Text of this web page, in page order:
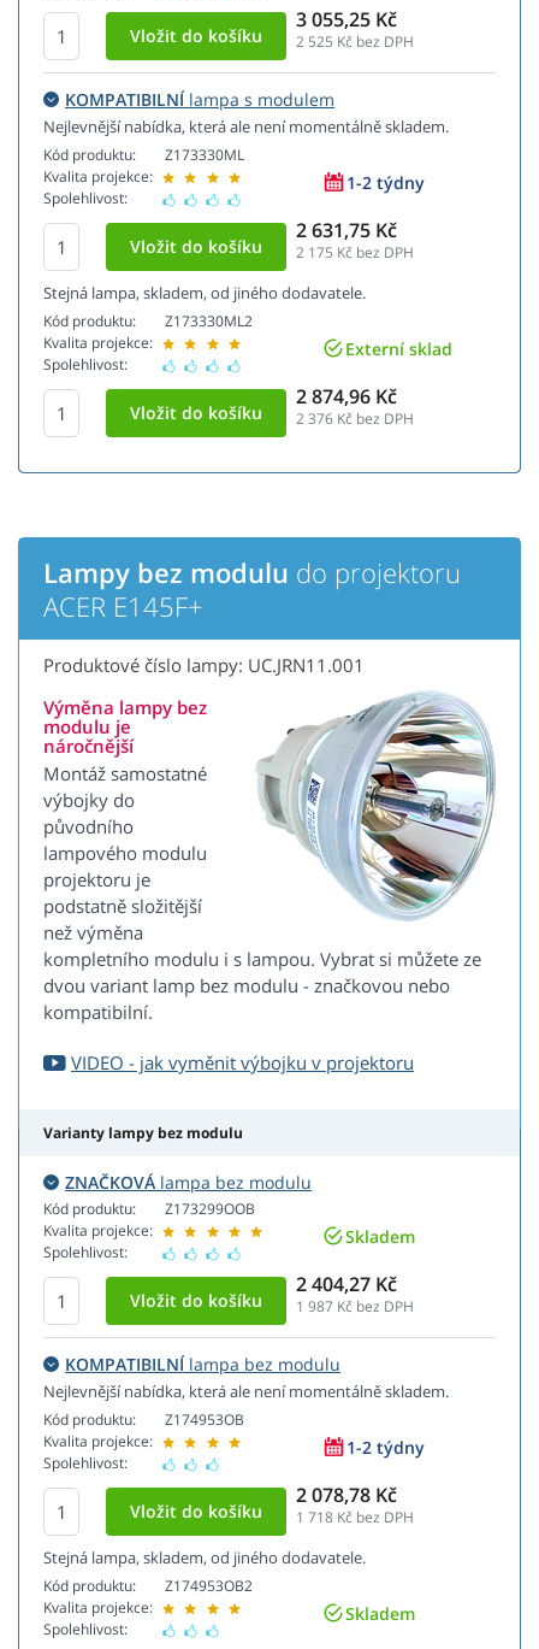
3 055,25 Kč
2 525 Kč bez DPH
KOMPATIBILNÍlampa s modulem
Nejlevnější nabídka, která ale není momentálně skladem.
Kód produktu:
Kvalita projekce:
Spolehlivost:
Z173330ML
1-2 týdny
2 631,75 Kč
2 175 Kč bez DPH
Stejná lampa, skladem, od jiného dodavatele.
Kód produktu:
Kvalita projekce:
Spolehlivost:
Z173330ML2
Externí sklad
2 874,96 Kč
2 376 Kč bez DPH
Lampy bez modulu do projektoru
ACER E145F+
Produktové číslo lampy: UC.JRN11.001
Výměna lampy bez
modulu je
náročnější
Montáž samostatné
výbojky do
původního
lampového modulu
projektoru je
podstatně složitější
než výměna
kompletního modulu i s lampou. Vybrat si můžete ze
dvou variant lamp bez modulu - značkovou nebo
kompatibilní.
VIDEO - jak vyměnit výbojku v projektoru
Varianty lampy bez modulu
ZNAČKOVÁ lampa bez modulu
Kód produktu:
Kvalita projekce:
Spolehlivost:
Z173299OOB
Skladem
2 404,27 Kč
1 987 Kč bez DPH
KOMPATIBILNÍlampa bez modulu
Nejlevnější nabídka, která ale není momentálně skladem.
Kód produktu:
Kvalita projekce:
Spolehlivost:
Z174953OB
1-2 týdny
2 078,78 Kč
1 718 Kč bez DPH
Stejná lampa, skladem, od jiného dodavatele.
Kód produktu:
Kvalita projekce:
Spolehlivost:
Z174953OB2
Skladem